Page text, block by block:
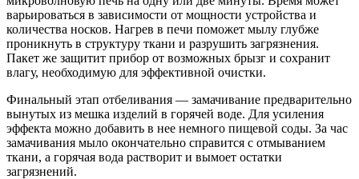
варьироваться в зависимости от мощности устройства и
количества носков. Нагрев в печи поможет мылу глубже
проникнуть в структуру ткани и разрушить загрязнения.
Пакет же защитит прибор от возможных брызг и сохранит
влагу, необходимую для эффективной очистки.
Финальный этап отбеливания — замачивание предварительно
вынутых из мешка изделий в горячей воде. Для усиления
эффекта можно добавить в нее немного пищевой соды. За час
замачивания мыло окончательно справится с отмыванием
ткани, а горячая вода растворит и вымоет остатки
загрязнений.